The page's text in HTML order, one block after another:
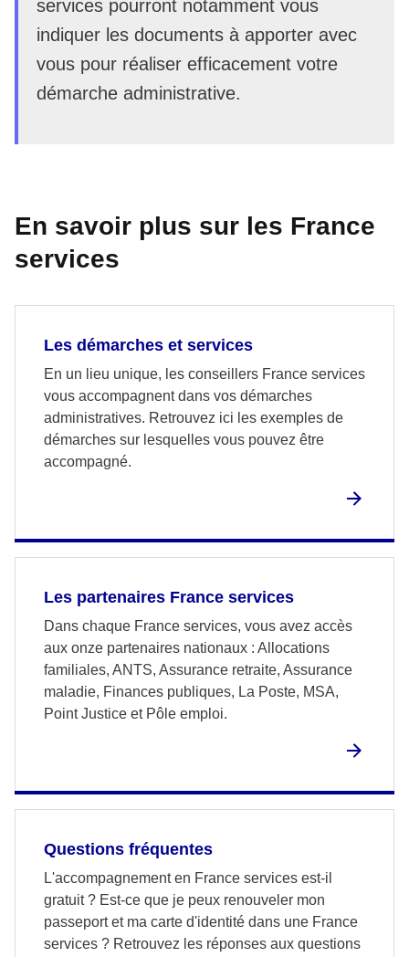
services pourront notamment vous
indiquer les documents à apporter avec
vous pour réaliser efficacement votre
démarche administrative.
En savoir plus sur les France
services
Les démarches et services
En un lieu unique, les conseillers France services
vous accompagnent dans vos démarches
administratives. Retrouvez ici les exemples de
démarches sur lesquelles vous pouvez être
accompagné.
Les partenaires France services
Dans chaque France services, vous avez accès
aux onze partenaires nationaux : Allocations
familiales, ANTS, Assurance retraite, Assurance
maladie, Finances publiques, La Poste, MSA,
Point Justice et Pôle emploi.
Questions fréquentes
L'accompagnement en France services est-il
gratuit ? Est-ce que je peux renouveler mon
passeport et ma carte d'identité dans une France
services ? Retrouvez les réponses aux questions